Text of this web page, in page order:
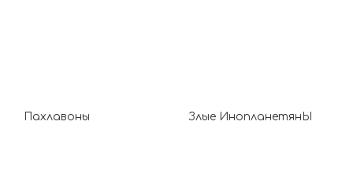
Пахлавоны Злые ИнопланетянЫ